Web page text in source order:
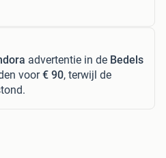
advertentie in de Bedels
voor€ 90, terwijl de